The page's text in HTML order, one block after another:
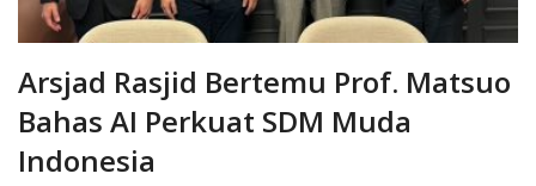
Arsjad Rasjid Bertemu Prof. Matsuo
Bahas AI Perkuat SDM Muda
Indonesia